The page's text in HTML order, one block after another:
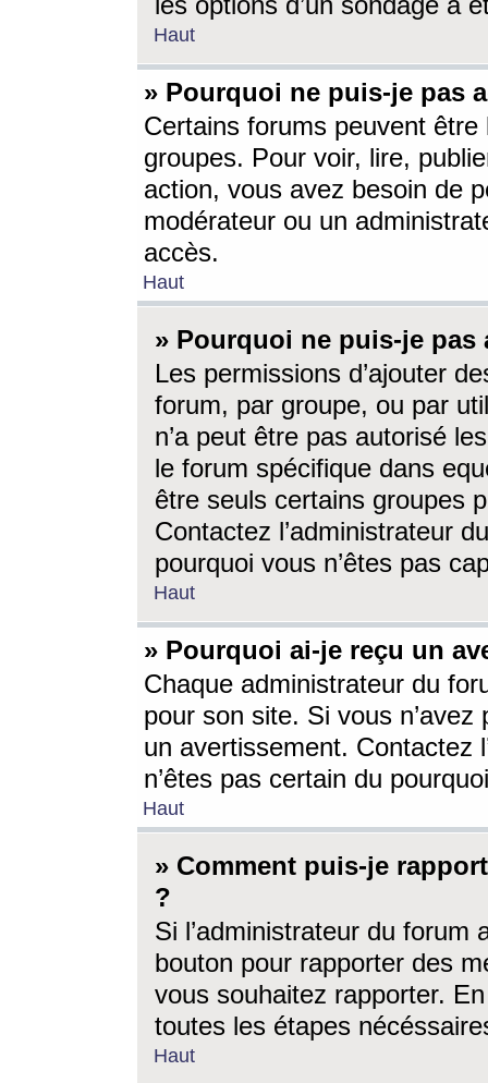
Haut
» Pourquoi ne puis-je pas
Certains forums peuvent être
groupes. Pour voir, lire,
action, vous avez besoin de
modérateur ou un
accès.
Haut
» Pourquoi ne puis-je
Les permissions d’ajouter
forum, par groupe, ou par
n’a peut être pas autorisé
le forum spécifique dans
être seuls certains groupes
Contactez l’administrateur
pourquoi vous n’êtes pas
Haut
» Pourquoi ai-je reçu un
Chaque administrateur du
pour son site. Si vous
un avertissement. Contactez
n’êtes pas certain du
Haut
» Comment puis-je
?
Si l’administrateur du forum
bouton pour rapporter des
vous souhaitez rapporter.
toutes les étapes
Haut